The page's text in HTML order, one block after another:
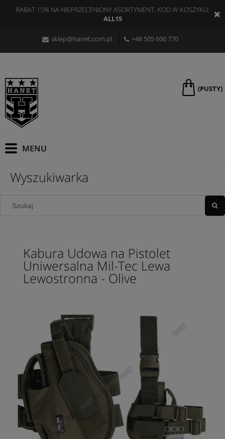
RABAT 15% NA NIEPRZECENIONY ASORTYMENT, KOD W KOSZYKU:
ALL15
sklep@hanet.com.pl +48 505 600 770
(PUSTY)
Wyszukiwarka
Kabura Udowa na Pistolet
Uniwersalna Mil-Tec Lewa
Lewostronna - Olive